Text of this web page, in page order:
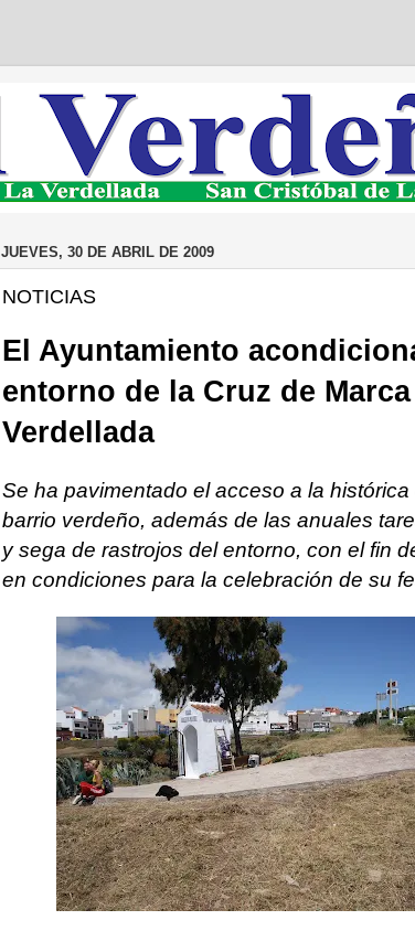
JUEVES, 30 DE ABRIL DE 2009
NOTICIAS
El Ayuntamiento
entorno de la Cruz de
Verdellada
Se ha pavimentado el acceso a la histórica
barrio verdeño, además de las anuales
y sega de rastrojos del entorno, con el fin
en condiciones para la celebración de su